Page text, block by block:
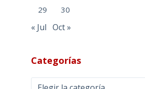
29 30
« Jul Oct »
Categorías
Categorías